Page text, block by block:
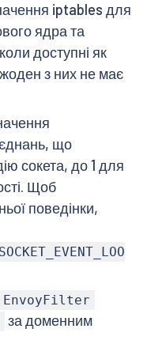
iptables для
ядра та
доступні як
з них не має
що
сокета, до 1 для
Щоб
поведінки,
EnvoyFilter
за доменним